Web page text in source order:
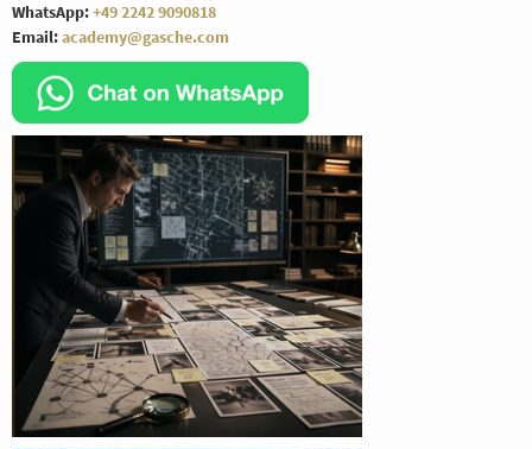
WhatsApp:+49 2242 9090818
Email:academy@gasche.com